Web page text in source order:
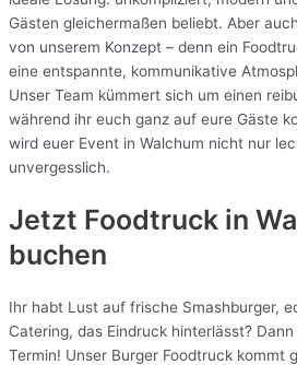
Gästen gleichermaßen beliebt. Aber
von unserem Konzept – denn ein
eine entspannte, kommunikative
Unser Team kümmert sich um einen
während ihr euch ganz auf eure Gäste
wird euer Event in Walchum nicht nur
unvergesslich.
Jetzt Foodtruck in
buchen
Ihr habt Lust auf frische Smashburger,
Catering, das Eindruck hinterlässt?
Termin! Unser Burger Foodtruck kommt